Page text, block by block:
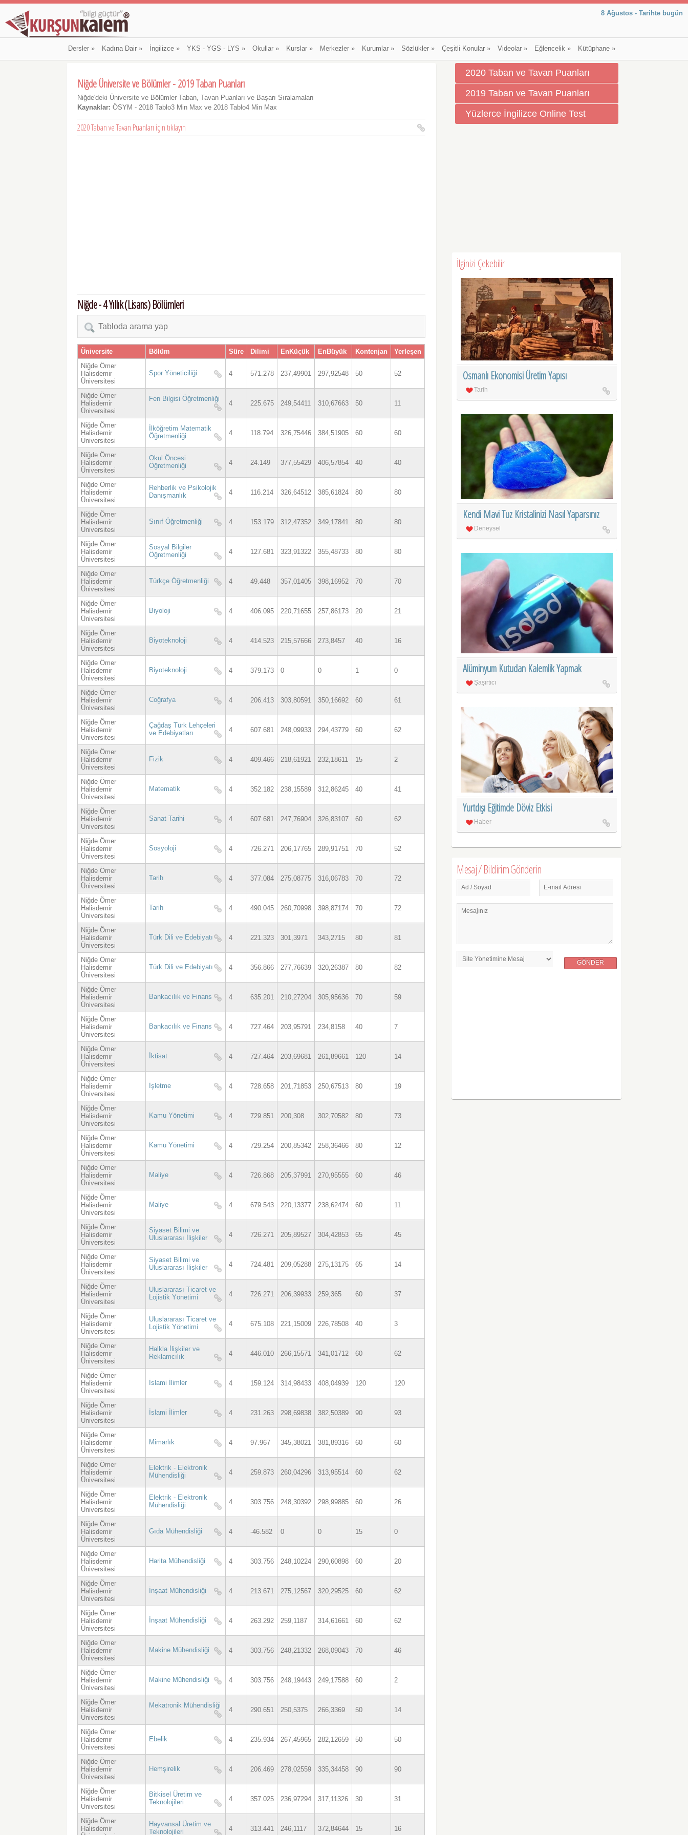
8 Ağustos - Tarihte bugün
Dersler» Kadına Dair» İngilizce» YKS - YGS - LYS » Okullar» Kurslar» Merkezler» Kurumlar» Sözlükler» Çeşitli Konular» Videolar» Eğlencelik» Kütüphane»
Niğde Üniversite ve Bölümler - 2019 Taban Puanları
Niğde'deki Üniversite ve Bölümler Taban, Tavan Puanları ve Başarı Sıralamaları
Kaynaklar:ÖSYM - 2018 Tablo3 Min Max ve 2018 Tablo4 Min Max
2020 Taban ve Tavan Puanları için tıklayın
Niğde - 4 Yıllık (Lisans) Bölümleri
Üniversite Bölüm Süre Dilimi EnKüçük EnBüyük Kontenjan
Yerleşen
Niğde Ömer
Halisdemir
Üniversitesi
Spor Yöneticiliği 4 571.278 237,49901 297,92548 50 52
Niğde Ömer
Halisdemir
Üniversitesi
Fen Bilgisi Öğretmenliği
4 225.675 249,54411 310,67663 50 11
Niğde Ömer
Halisdemir
Üniversitesi
İlköğretim Matematik
Öğretmenliği
4 118.794 326,75446 384,51905 60 60
Niğde Ömer
Halisdemir
Üniversitesi
Okul Öncesi
Öğretmenliği
4 24.149 377,55429 406,57854 40 40
Niğde Ömer
Halisdemir
Üniversitesi
Rehberlik ve Psikolojik
Danışmanlık
4 116.214 326,64512 385,61824 80 80
Niğde Ömer
Halisdemir
Üniversitesi
Sınıf Öğretmenliği 4 153.179 312,47352 349,17841 80 80
Niğde Ömer
Halisdemir
Üniversitesi
Sosyal Bilgiler
Öğretmenliği
4 127.681 323,91322 355,48733 80 80
Niğde Ömer
Halisdemir
Üniversitesi
Türkçe Öğretmenliği 4 49.448 357,01405 398,16952 70 70
Niğde Ömer
Halisdemir
Üniversitesi
Biyoloji 4 406.095 220,71655 257,86173 20 21
Niğde Ömer
Halisdemir
Üniversitesi
Biyoteknoloji 4 414.523 215,57666 273,8457 40 16
Niğde Ömer
Halisdemir
Üniversitesi
Biyoteknoloji 4 379.173 0 0 1 0
Niğde Ömer
Halisdemir
Üniversitesi
Coğrafya 4 206.413 303,80591 350,16692 60 61
Niğde Ömer
Halisdemir
Üniversitesi
Çağdaş Türk Lehçeleri
ve Edebiyatları
4 607.681 248,09933 294,43779 60 62
Niğde Ömer
Halisdemir
Üniversitesi
Fizik 4 409.466 218,61921 232,18611 15 2
Niğde Ömer
Halisdemir
Üniversitesi
Matematik 4 352.182 238,15589 312,86245 40 41
Niğde Ömer
Halisdemir
Üniversitesi
Sanat Tarihi 4 607.681 247,76904 326,83107 60 62
Niğde Ömer
Halisdemir
Üniversitesi
Sosyoloji 4 726.271 206,17765 289,91751 70 52
Niğde Ömer
Halisdemir
Üniversitesi
Tarih 4 377.084 275,08775 316,06783 70 72
Niğde Ömer
Halisdemir
Üniversitesi
Tarih 4 490.045 260,70998 398,87174 70 72
Niğde Ömer
Halisdemir
Üniversitesi
Türk Dili ve Edebiyatı 4 221.323 301,3971 343,2715 80 81
Niğde Ömer
Halisdemir
Üniversitesi
Türk Dili ve Edebiyatı 4 356.866 277,76639 320,26387 80 82
Niğde Ömer
Halisdemir
Üniversitesi
Bankacılık ve Finans 4 635.201 210,27204 305,95636 70 59
Niğde Ömer
Halisdemir
Üniversitesi
Bankacılık ve Finans 4 727.464 203,95791 234,8158 40 7
Niğde Ömer
Halisdemir
Üniversitesi
İktisat 4 727.464 203,69681 261,89661 120 14
Niğde Ömer
Halisdemir
Üniversitesi
İşletme 4 728.658 201,71853 250,67513 80 19
Niğde Ömer
Halisdemir
Üniversitesi
Kamu Yönetimi 4 729.851 200,308 302,70582 80 73
Niğde Ömer
Halisdemir
Üniversitesi
Kamu Yönetimi 4 729.254 200,85342 258,36466 80 12
Niğde Ömer
Halisdemir
Üniversitesi
Maliye 4 726.868 205,37991 270,95555 60 46
Niğde Ömer
Halisdemir
Üniversitesi
Maliye 4 679.543 220,13377 238,62474 60 11
Niğde Ömer
Halisdemir
Üniversitesi
Siyaset Bilimi ve
Uluslararası İlişkiler
4 726.271 205,89527 304,42853 65 45
Niğde Ömer
Halisdemir
Üniversitesi
Siyaset Bilimi ve
Uluslararası İlişkiler
4 724.481 209,05288 275,13175 65 14
Niğde Ömer
Halisdemir
Üniversitesi
Uluslararası Ticaret ve
Lojistik Yönetimi
4 726.271 206,39933 259,365 60 37
Niğde Ömer
Halisdemir
Üniversitesi
Uluslararası Ticaret ve
Lojistik Yönetimi
4 675.108 221,15009 226,78508 40 3
Niğde Ömer
Halisdemir
Üniversitesi
Halkla İlişkiler ve
Reklamcılık
4 446.010 266,15571 341,01712 60 62
Niğde Ömer
Halisdemir
Üniversitesi
İslami İlimler 4 159.124 314,98433 408,04939 120 120
Niğde Ömer
Halisdemir
Üniversitesi
İslami İlimler 4 231.263 298,69838 382,50389 90 93
Niğde Ömer
Halisdemir
Üniversitesi
Mimarlık 4 97.967 345,38021 381,89316 60 60
Niğde Ömer
Halisdemir
Üniversitesi
Elektrik - Elektronik
Mühendisliği
4 259.873 260,04296 313,95514 60 62
Niğde Ömer
Halisdemir
Üniversitesi
Elektrik - Elektronik
Mühendisliği
4 303.756 248,30392 298,99885 60 26
Niğde Ömer
Halisdemir
Üniversitesi
Gıda Mühendisliği 4 -46.582 0 0 15 0
Niğde Ömer
Halisdemir
Üniversitesi
Harita Mühendisliği 4 303.756 248,10224 290,60898 60 20
Niğde Ömer
Halisdemir
Üniversitesi
İnşaat Mühendisliği 4 213.671 275,12567 320,29525 60 62
Niğde Ömer
Halisdemir
Üniversitesi
İnşaat Mühendisliği 4 263.292 259,1187 314,61661 60 62
Niğde Ömer
Halisdemir
Üniversitesi
Makine Mühendisliği 4 303.756 248,21332 268,09043 70 46
Niğde Ömer
Halisdemir
Üniversitesi
Makine Mühendisliği 4 303.756 248,19443 249,17588 60 2
Niğde Ömer
Halisdemir
Üniversitesi
Mekatronik Mühendisliği
4 290.651 250,5375 266,3369 50 14
Niğde Ömer
Halisdemir
Üniversitesi
Ebelik 4 235.934 267,45965 282,12659 50 50
Niğde Ömer
Halisdemir
Üniversitesi
Hemşirelik 4 206.469 278,02559 335,34458 90 90
Niğde Ömer
Halisdemir
Üniversitesi
Bitkisel Üretim ve
Teknolojileri
4 357.025 236,97294 317,11326 30 31
Niğde Ömer
Halisdemir
Hayvansal Üretim ve
Teknolojileri
4 313.441 246,1117 372,84644 15 16
2020 Taban ve Tavan Puanları
2019 Taban ve Tavan Puanları
Yüzlerce İngilizce Online Test
İlginizi Çekebilir
Osmanlı Ekonomisi Üretim Yapısı
Tarih
Kendi Mavi Tuz Kristalinizi Nasıl Yaparsınız
Deneysel
Alüminyum Kutudan Kalemlik Yapmak
Şaşırtıcı
Yurtdışı Eğitimde Döviz Etkisi
Haber
Mesaj / Bildirim Gönderin
Ad / Soyad E-mail Adresi
Mesajınız
GÖNDER